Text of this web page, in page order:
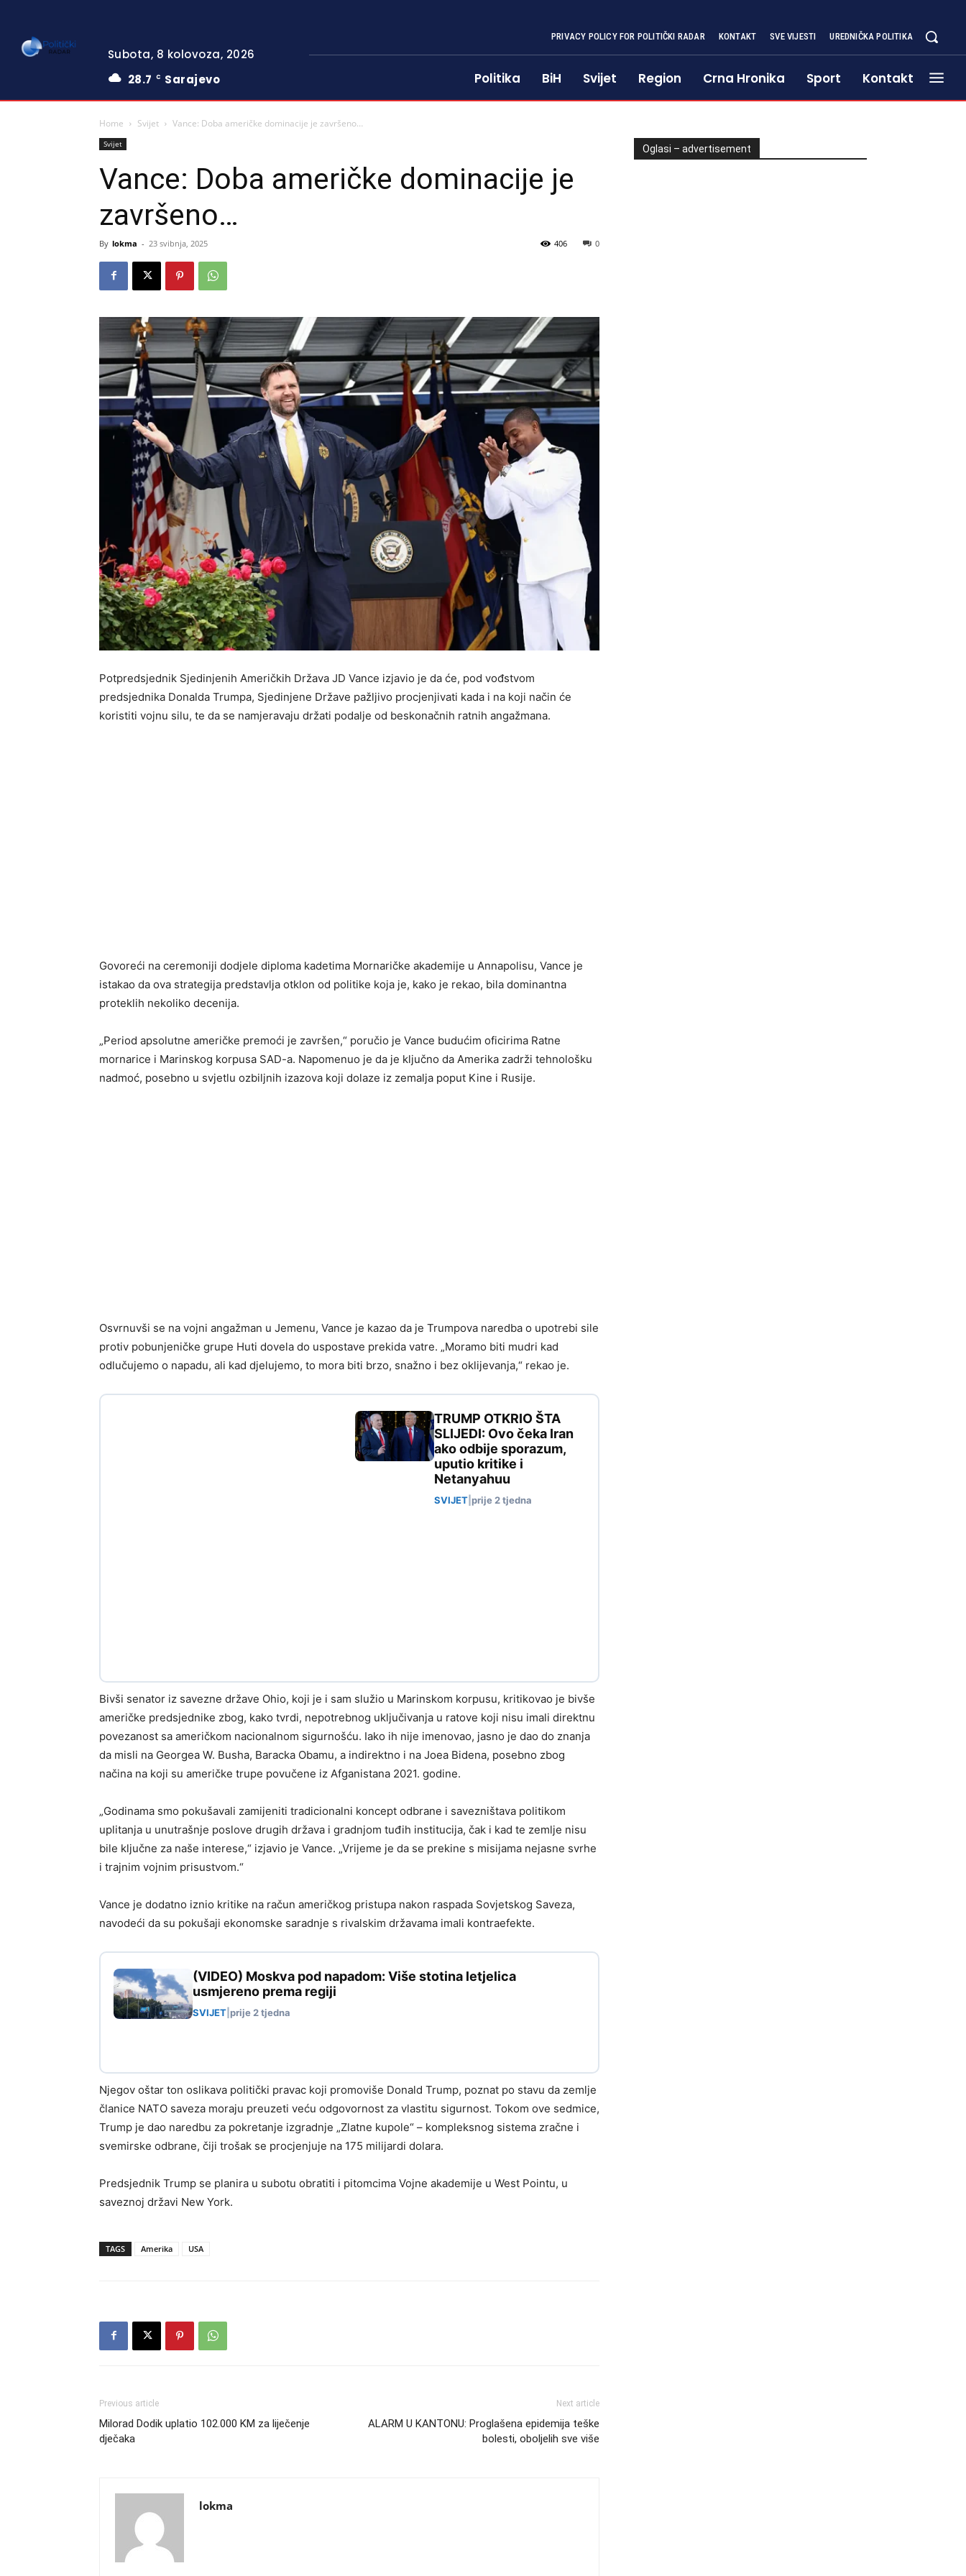
Subota, 8 kolovoza, 2026
28.7
C Sarajevo
PRIVACY POLICY FOR POLITIČKI RADAR KONTAKT SVE VIJESTI UREDNIČKA POLITIKA
Politika BiH Svijet Region Crna Hronika Sport Kontakt
Home Svijet Vance: Doba američke dominacije je završeno…
Svijet
Vance: Doba američke dominacije je
završeno…
By lokma - 23 svibnja, 2025 0
406
Potpredsjednik Sjedinjenih Američkih Država JD Vance izjavio je da će, pod vođstvom
predsjednika Donalda Trumpa, Sjedinjene Države pažljivo procjenjivati kada i na koji način će
koristiti vojnu silu, te da se namjeravaju držati podalje od beskonačnih ratnih angažmana.
Govoreći na ceremoniji dodjele diploma kadetima Mornaričke akademije u Annapolisu, Vance je
istakao da ova strategija predstavlja otklon od politike koja je, kako je rekao, bila dominantna
proteklih nekoliko decenija.
„Period apsolutne američke premoći je završen,“ poručio je Vance budućim oficirima Ratne
mornarice i Marinskog korpusa SAD-a. Napomenuo je da je ključno da Amerika zadrži tehnološku
nadmoć, posebno u svjetlu ozbiljnih izazova koji dolaze iz zemalja poput Kine i Rusije.
Osvrnuvši se na vojni angažman u Jemenu, Vance je kazao da je Trumpova naredba o upotrebi sile
protiv pobunjeničke grupe Huti dovela do uspostave prekida vatre. „Moramo biti mudri kad
odlučujemo o napadu, ali kad djelujemo, to mora biti brzo, snažno i bez oklijevanja,“ rekao je.
TRUMP OTKRIO ŠTA
SLIJEDI: Ovo čeka Iran
ako odbije sporazum,
uputio kritike i
Netanyahuu
SVIJET prije 2 tjedna
Bivši senator iz savezne države Ohio, koji je i sam služio u Marinskom korpusu, kritikovao je bivše
američke predsjednike zbog, kako tvrdi, nepotrebnog uključivanja u ratove koji nisu imali direktnu
povezanost sa američkom nacionalnom sigurnošću. Iako ih nije imenovao, jasno je dao do znanja
da misli na Georgea W. Busha, Baracka Obamu, a indirektno i na Joea Bidena, posebno zbog
načina na koji su američke trupe povučene iz Afganistana 2021. godine.
„Godinama smo pokušavali zamijeniti tradicionalni koncept odbrane i savezništava politikom
uplitanja u unutrašnje poslove drugih država i gradnjom tuđih institucija, čak i kad te zemlje nisu
bile ključne za naše interese,“ izjavio je Vance. „Vrijeme je da se prekine s misijama nejasne svrhe
i trajnim vojnim prisustvom.“
Vance je dodatno iznio kritike na račun američkog pristupa nakon raspada Sovjetskog Saveza,
navodeći da su pokušaji ekonomske saradnje s rivalskim državama imali kontraefekte.
(VIDEO) Moskva pod napadom: Više stotina letjelica
usmjereno prema regiji
SVIJET prije 2 tjedna
Njegov oštar ton oslikava politički pravac koji promoviše Donald Trump, poznat po stavu da zemlje
članice NATO saveza moraju preuzeti veću odgovornost za vlastitu sigurnost. Tokom ove sedmice,
Trump je dao naredbu za pokretanje izgradnje „Zlatne kupole“ – kompleksnog sistema zračne i
svemirske odbrane, čiji trošak se procjenjuje na 175 milijardi dolara.
Predsjednik Trump se planira u subotu obratiti i pitomcima Vojne akademije u West Pointu, u
saveznoj državi New York.
TAGS Amerika USA
Previous article
Milorad Dodik uplatio 102.000 KM za liječenje
dječaka
Next article
ALARM U KANTONU: Proglašena epidemija teške
bolesti, oboljelih sve više
lokma
Oglasi – advertisement